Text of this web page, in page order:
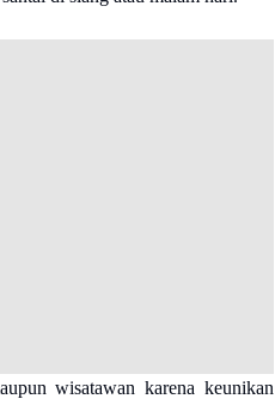
wisatawan karena keunikan